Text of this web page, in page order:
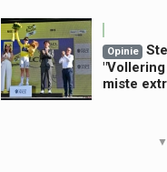
Opinie
miste
▼